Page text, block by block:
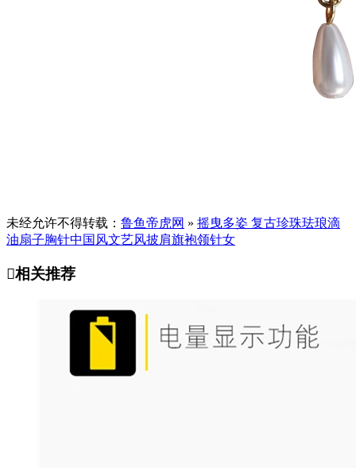
未经允许不得转载： 鲁鱼帝虎网 » 摇曳多姿 复古珍珠珐琅滴
油扇子胸针中国风文艺风披肩旗袍领针女
相关推荐